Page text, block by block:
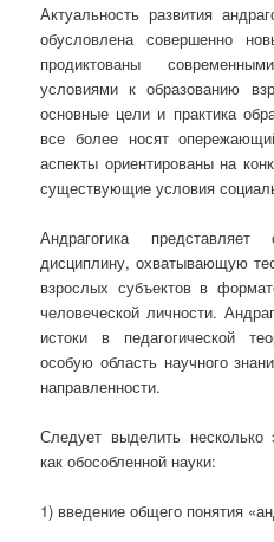
Актуальность развития
обусловлена совершенно
продиктованы
условиями к образованию
основные цели и практика
все более носят
аспекты ориентированы на
существующие условия
Андрагогика
дисциплину, охватывающую
взрослых субъектов в
человеческой личности.
истоки в педагогической
особую область научного
направленности.
Следует выделить несколько
как обособленной науки:
1) введение общего понятия